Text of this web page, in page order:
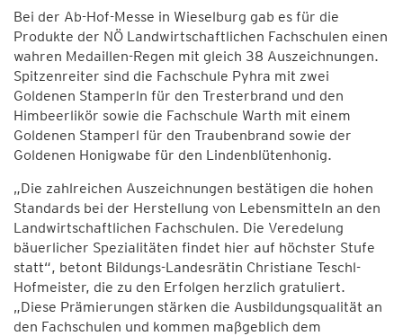
Bei der Ab-Hof-Messe in Wieselburg gab es für die
Produkte der NÖ Landwirtschaftlichen Fachschulen einen
wahren Medaillen-Regen mit gleich 38 Auszeichnungen.
Spitzenreiter sind die Fachschule Pyhra mit zwei
Goldenen Stamperln für den Tresterbrand und den
Himbeerlikör sowie die Fachschule Warth mit einem
Goldenen Stamperl für den Traubenbrand sowie der
Goldenen Honigwabe für den Lindenblütenhonig.
„Die zahlreichen Auszeichnungen bestätigen die hohen
Standards bei der Herstellung von Lebensmitteln an den
Landwirtschaftlichen Fachschulen. Die Veredelung
bäuerlicher Spezialitäten findet hier auf höchster Stufe
statt“, betont Bildungs-Landesrätin Christiane Teschl-
Hofmeister, die zu den Erfolgen herzlich gratuliert.
„Diese Prämierungen stärken die Ausbildungsqualität an
den Fachschulen und kommen maßgeblich dem